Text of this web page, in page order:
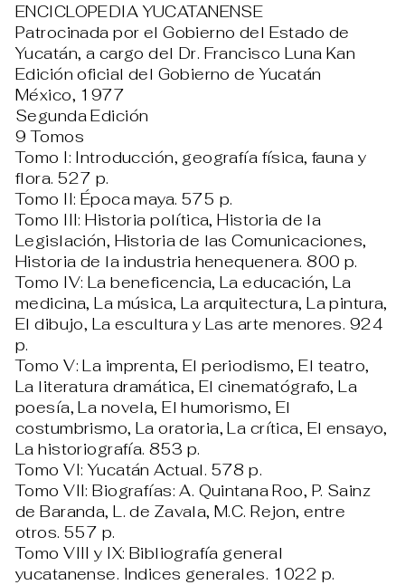
ENCICLOPEDIA YUCATANENSE
Patrocinada por el Gobierno del Estado de
Yucatán, a cargo del Dr. Francisco Luna Kan
Edición oficial del Gobierno de Yucatán
México, 1977
Segunda Edición
9 Tomos
Tomo I: Introducción, geografía física, fauna y
flora. 527 p.
Tomo II: Época maya. 575 p.
Tomo III: Historia política, Historia de la
Legislación, Historia de las Comunicaciones,
Historia de la industria henequenera. 800 p.
Tomo IV: La beneficencia, La educación, La
medicina, La música, La arquitectura, La pintura,
El dibujo, La escultura y Las arte menores. 924
p.
Tomo V: La imprenta, El periodismo, El teatro,
La literatura dramática, El cinematógrafo, La
poesía, La novela, El humorismo, El
costumbrismo, La oratoria, La crítica, El ensayo,
La historiografía. 853 p.
Tomo VI: Yucatán Actual. 578 p.
Tomo VII: Biografías: A. Quintana Roo, P. Sainz
de Baranda, L. de Zavala, M.C. Rejon, entre
otros. 557 p.
Tomo VIII y IX: Bibliografía general
yucatanense. Indices generales. 1022 p.